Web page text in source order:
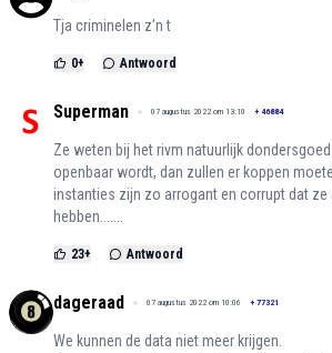
Tja criminelen z’n t
0+ Antwoord
Superman 07 augustus 2022 om 13:10 + 46884
Ze weten bij het rivm natuurlijk
openbaar wordt, dan zullen er koppen
instanties zijn zo arrogant en corrupt dat ze
hebben.......
23+ Antwoord
dageraad 07 augustus 2022 om 10:06 + 77321
We kunnen de data niet meer krijgen.